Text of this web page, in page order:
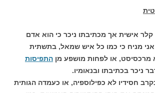
אישית אך מכתיבתו ניכר כי הוא אדם
מניח כי כמו כל איש שמאל, בתשתית
מרכסיסט, או לפחות מושפע מן התפיסות
ניכר בכתיבתו ובנאומיו.
חסידיו לא כפילוספיה, או כעמדה הגותית